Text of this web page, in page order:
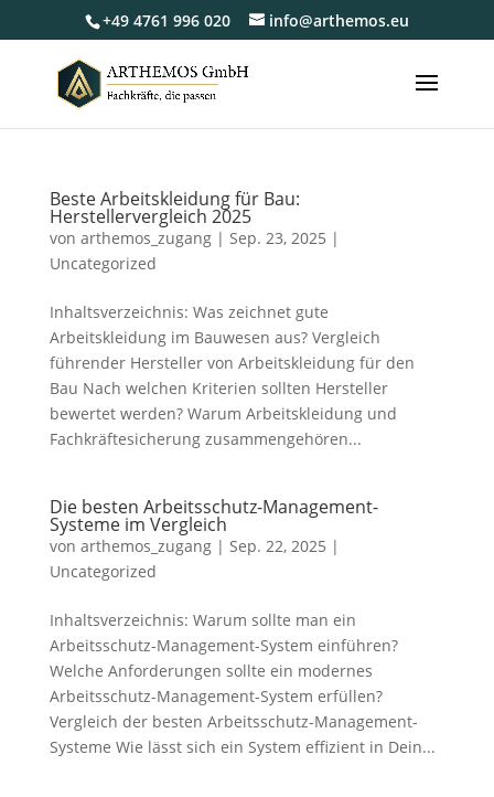
+49 4761 996 020 info@arthemos.eu
Beste Arbeitskleidung für Bau:
Herstellervergleich 2025
von arthemos_zugang| Sep. 23, 2025 |
Uncategorized
Inhaltsverzeichnis: Was zeichnet gute
Arbeitskleidung im Bauwesen aus? Vergleich
führender Hersteller von Arbeitskleidung für den
Bau Nach welchen Kriterien sollten Hersteller
bewertet werden? Warum Arbeitskleidung und
Fachkräftesicherung zusammengehören...
Die besten Arbeitsschutz-Management-
Systeme im Vergleich
von arthemos_zugang| Sep. 22, 2025 |
Uncategorized
Inhaltsverzeichnis: Warum sollte man ein
Arbeitsschutz-Management-System einführen?
Welche Anforderungen sollte ein modernes
Arbeitsschutz-Management-System erfüllen?
Vergleich der besten Arbeitsschutz-Management-
Systeme Wie lässt sich ein System effizient in Dein...